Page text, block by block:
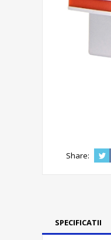
Share:
SPECIFICATII